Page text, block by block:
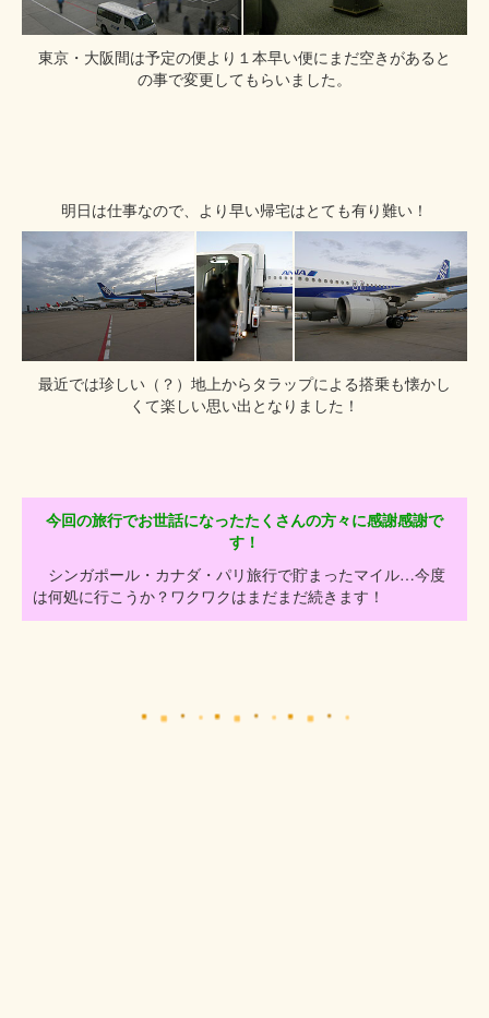
東京・大阪間は予定の便より１本早い便にまだ空きがあると
の事で変更してもらいました。
明日は仕事なので、より早い帰宅はとても有り難い！
最近では珍しい（？）地上からタラップによる搭乗も懐かし
くて楽しい思い出となりました！
今回の旅行でお世話になったたくさんの方々に感謝感謝で
す！
シンガポール・カナダ・パリ旅行で貯まったマイル…今度
は何処に行こうか？ワクワクはまだまだ続きます！